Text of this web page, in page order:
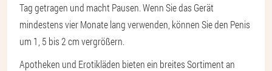
Tag getragen und macht Pausen. Wenn Sie das Gerät
mindestens vier Monate lang verwenden, können Sie den Penis
um 1, 5 bis 2 cm vergrößern.
Apotheken und Erotikläden bieten ein breites Sortiment an